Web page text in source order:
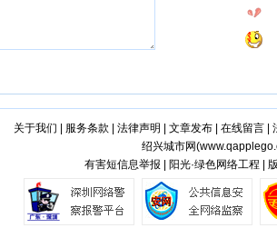
关于我们 服务条款 法律声明 文章发布| 在线留言|
绍兴城市网(
有害短信息举报 | 阳光·绿色网络工程 |